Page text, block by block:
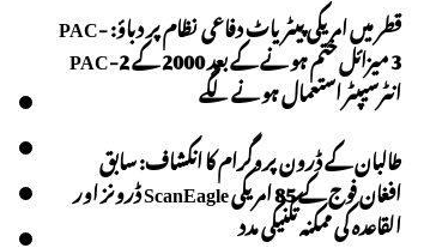
قطر میں امریکی پیٹریاٹ دفاعی نظام پر دباؤ: PAC-
3 میزائل ختم ہونے کے بعد 2000 کے PAC-2
انٹرسیپٹر استعمال ہونے لگے
طالبان کے ڈرون پروگرام کا انکشاف: سابق
افغان فوج کے 85 امریکی ScanEagle ڈرونز اور
القاعدہ کی ممکنہ تکنیکی مدد